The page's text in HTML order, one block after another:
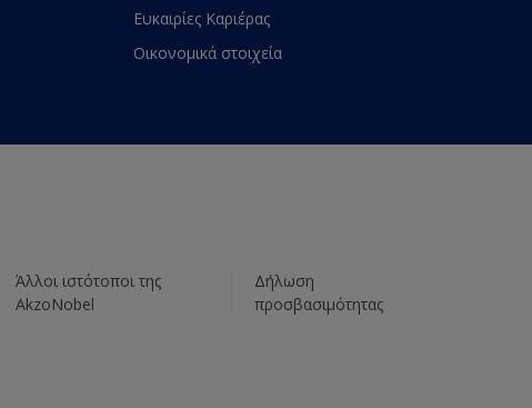
Ευκαιρίες Καριέρας
Οικονομικά στοιχεία
Άλλοι ιστότοποι της
AkzoNobel
Δήλωση
προσβασιμότητας